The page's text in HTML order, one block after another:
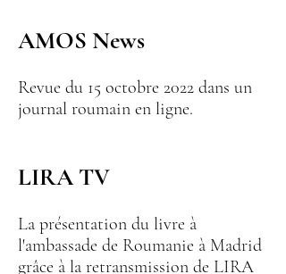
AMOS News
Revue du 15 octobre 2022 dans un
journal roumain en ligne.
LIRA TV
La présentation du livre à
l'ambassade de Roumanie à Madrid
grâce à la retransmission de LIRA